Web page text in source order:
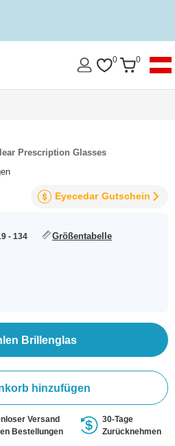
0 0
Prescription Glasses
Eyecedar Gutschein
- 134 Größentabelle
Brillenglas
hinzufügen
Versand
Bestellungen
30-Tage
Zurücknehmen